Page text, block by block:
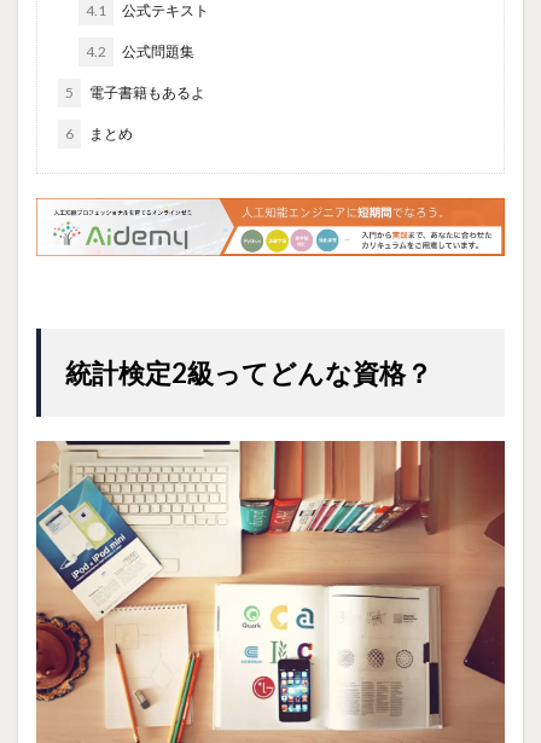
4.1 公式テキスト
4.2 公式問題集
5 電子書籍もあるよ
6 まとめ
統計検定2級ってどんな資格？